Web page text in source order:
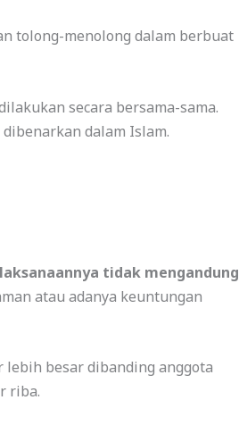
tolong-menolong dalam berbuat
secara bersama-sama.
dalam Islam.
tidak mengandung
atau adanya keuntungan
besar dibanding anggota
riba.